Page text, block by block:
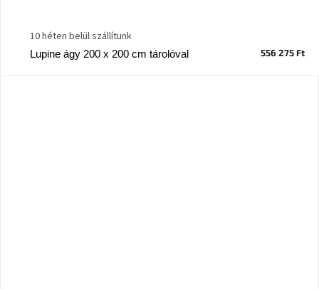
Lupine ágy 200 x 200 cm tárolóval
10 héten belül szállítunk
556 275 Ft